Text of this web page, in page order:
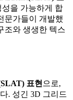
을 가능하게 합
문가들이 개발했
조와 생생한 텍스
표현 으로,
. 성긴 3D 그리드